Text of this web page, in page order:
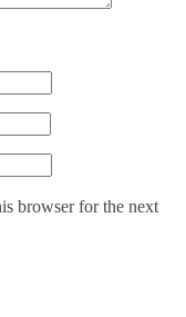
browser for the next